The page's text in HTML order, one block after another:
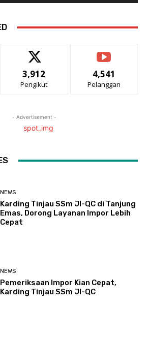
3,912
Pengikut
4,541
Pelanggan
- Advertisement -
NEWS
Karding Tinjau SSm JI-QC di Tanjung
Emas, Dorong Layanan Impor Lebih
Cepat
NEWS
Pemeriksaan Impor Kian Cepat,
Karding Tinjau SSm JI-QC